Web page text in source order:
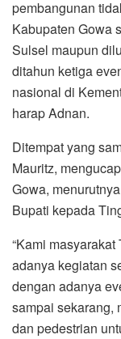
pembangunan
Kabupaten Gowa
Sulsel maupun
ditahun ketiga
nasional di
harap Adnan.
Ditempat yang
Mauritz,
Gowa,
Bupati kepada
“Kami
adanya kegiatan
dengan adanya
sampai sekarang,
dan pedestrian